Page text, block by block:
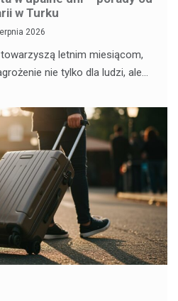
w Turku
2026
letnim miesiącom,
nie tylko dla ludzi, ale…